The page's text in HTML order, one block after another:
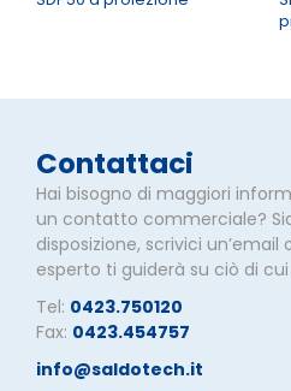
Contattaci
Hai bisogno di maggiori
un contatto commerciale?
disposizione, scrivici
esperto ti guiderà su ciò di
Tel: 0423.750120
Fax: 0423.454757
info@saldotech.it